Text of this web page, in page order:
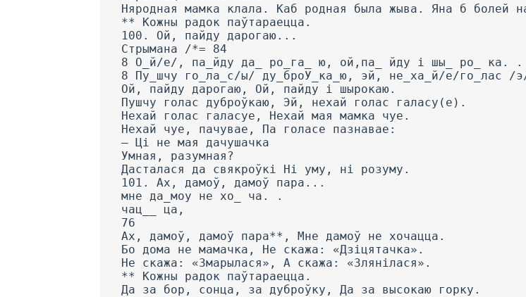
Няродная мамка клала. Каб родная была жыва. Яна б болей
** Кожны радок паўтараецца.
100. Ой, пайду дарогаю...
Стрымана /*= 84
8 О_й/е/, па_йду да_ ро_га_ ю, ой,па_ йду і шы_ ро_
8 Пу_шчу го_ла_с/ы/ ду_броУ_ка_ю, эй, не_ха_й/е/
Ой, пайду дарогаю, Ой, пайду і шырокаю.
Пушчу голас дуброўкаю, Эй, нехай голас галасу(е).
Нехай голас галасуе, Нехай мая мамка чуе.
Нехай чуе, пачувае, Па голасе пазнавае:
— Ці не мая дачушачка
Умная, разумная?
Дасталася да свякроўкі Hi уму, ні розуму.
101. Ах, дамоў, дамоў пара...
мне да_моу не хо_ ча. .
чац__ ца,
76
Ах, дамоў, дамоў пара**, Мне дамоў не хочацца.
Бо дома не мамачка, He скажа: «Дзіцятачка».
He скажа: «Змарылася», А скажа: «Злянілася».
** Кожны радок паўтараецца.
Да за бор, сонца, за дуброўку, Да за высокаю горку.